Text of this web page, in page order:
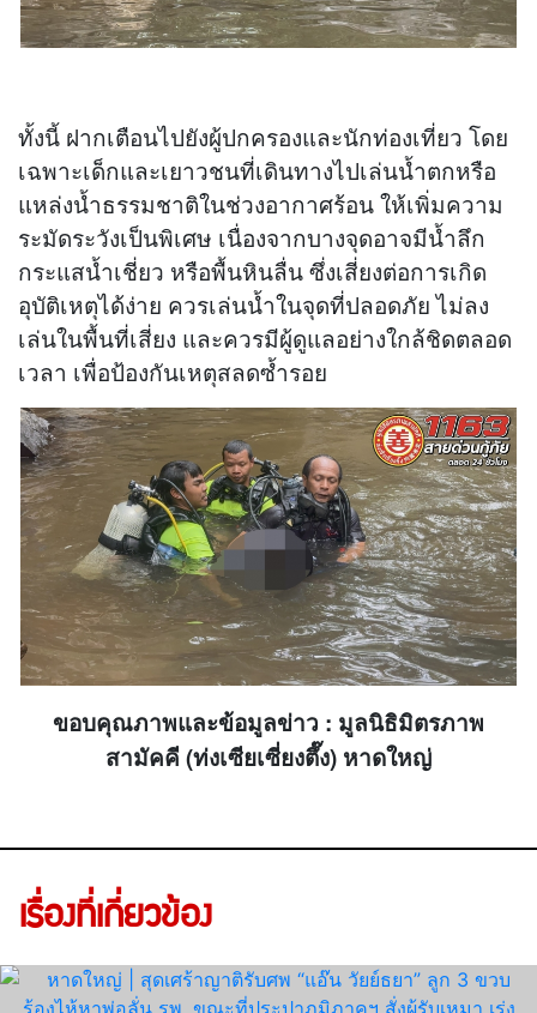
ทั้งนี้ ฝากเตือนไปยังผู้ปกครองและนักท่องเที่ยว โดย
เฉพาะเด็กและเยาวชนที่เดินทางไปเล่นน้ำตกหรือ
แหล่งน้ำธรรมชาติในช่วงอากาศร้อน ให้เพิ่มความ
ระมัดระวังเป็นพิเศษ เนื่องจากบางจุดอาจมีน้ำลึก
กระแสน้ำเชี่ยว หรือพื้นหินลื่น ซึ่งเสี่ยงต่อการเกิด
อุบัติเหตุได้ง่าย ควรเล่นน้ำในจุดที่ปลอดภัย ไม่ลง
เล่นในพื้นที่เสี่ยง และควรมีผู้ดูแลอย่างใกล้ชิดตลอด
เวลา เพื่อป้องกันเหตุสลดซ้ำรอย
ขอบคุณภาพและข้อมูลข่าว : มูลนิธิมิตรภาพ
สามัคคี (ท่งเซียเซี่ยงตึ๊ง) หาดใหญ่
เรื่องที่เกี่ยวข้อง